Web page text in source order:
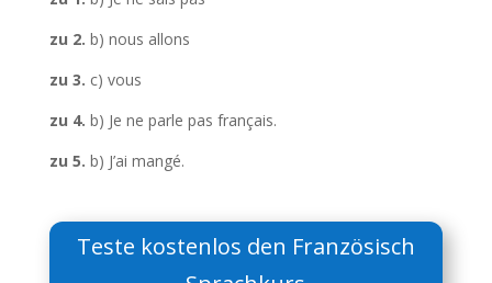
zu 2. b) nous allons
zu 3. c) vous
zu 4. b) Je ne parle pas français.
zu 5. b) J’ai mangé.
Teste kostenlos den Französisch